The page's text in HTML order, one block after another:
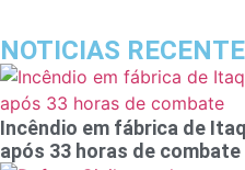
NOTICIAS
Incêndio em fábrica de
após 33 horas de combate